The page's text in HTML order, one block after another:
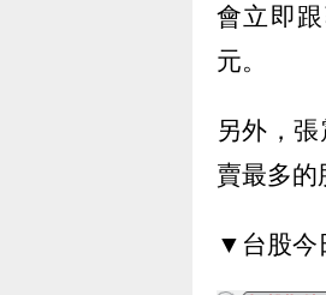
會立即
元。
另外，
賣最多的
▼台股今